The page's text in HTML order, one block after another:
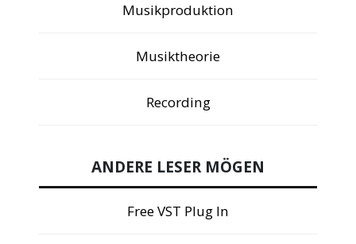
Musikproduktion
Musiktheorie
Recording
ANDERE LESER MÖGEN
Free VST Plug In